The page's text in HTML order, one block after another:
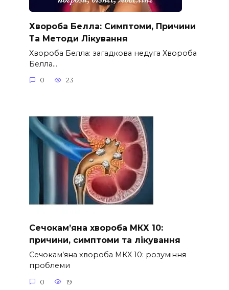
Хвороба Белла: Симптоми, Причини
Та Методи Лікування
Хвороба Белла: загадкова недуга Хвороба
Белла…
0 23
Сечокам’яна хвороба МКХ 10:
причини, симптоми та лікування
Сечокам’яна хвороба МКХ 10: розуміння
проблеми
0 19